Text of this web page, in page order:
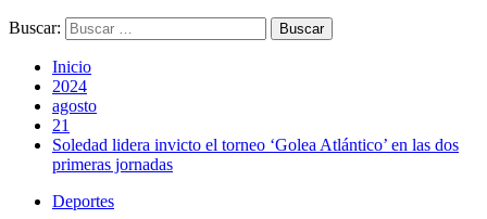
Buscar:
Inicio
2024
agosto
21
Soledad lidera invicto el torneo ‘Golea Atlántico’ en las dos
primeras jornadas
Deportes